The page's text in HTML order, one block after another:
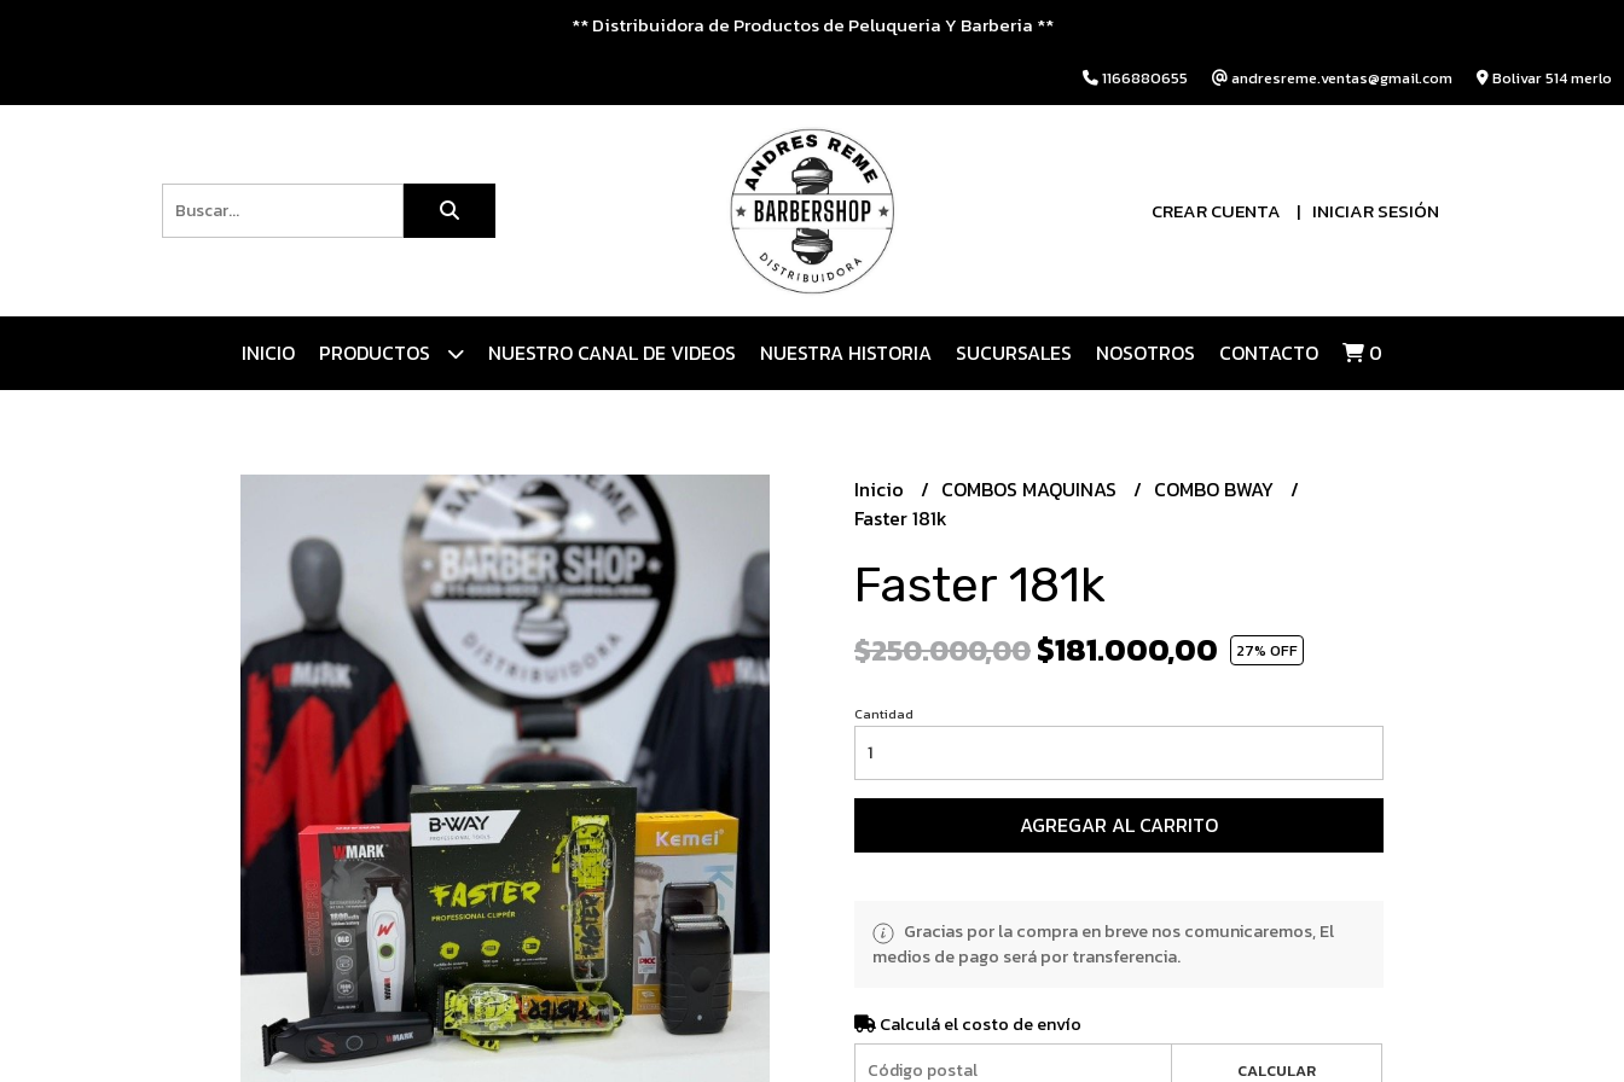
** Distribuidora de Productos de Peluqueria Y Barberia **
1166880655 andresreme.ventas@gmail.com Bolivar 514 merlo
CREAR CUENTA INICIAR SESIÓN
INICIO PRODUCTOS NUESTRO CANAL DE VIDEOS NUESTRA HISTORIA SUCURSALES NOSOTROS CONTACTO 0
Inicio COMBOS MAQUINAS
COMBO BWAY
Faster 181k
Faster 181k
$250.000,00$181.000,00 27% OFF
Cantidad
AGREGAR AL CARRITO
Gracias por la compra en breve nos comunicaremos, El
medios de pago será por transferencia.
Calculá el costo de envío
CALCULAR